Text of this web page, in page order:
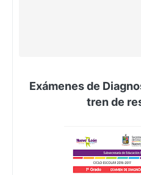
Exámenes de
tren de